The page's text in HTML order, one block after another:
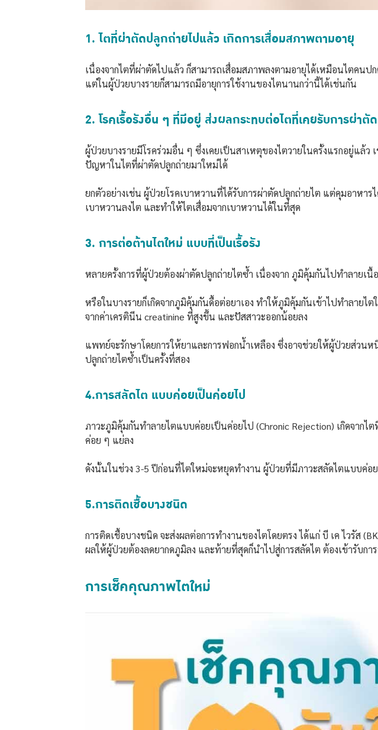
1. ไตที่ผ่าตัดปลูกถ่ายไปแล้ว เกิดการเสื่อมสภาพตามอายุ
เนื่องจากไตที่ผ่าตัดไปแล้ว ก็สามารถเสื่อมสภาพลงตามอายุได้เหมือนไตคน
แต่ในผู้ป่วยบางรายก็สามารถมีอายุการใช้งานของไตนานกว่านี้ได้เช่นกัน
2. โรคเรื้อรังอื่น ๆ ที่มีอยู่ ส่งผลกระทบต่อไตที่เคยรับการผ่าตั
ผู้ป่วยบางรายมีโรคร่วมอื่น ๆ ซึ่งเคยเป็นสาเหตุของไตวายในครั้งแรกอยู่แล้ว
ปัญหาในไตที่ผ่าตัดปลูกถ่ายมาใหม่ได้
ยกตัวอย่างเช่น ผู้ป่วยโรคเบาหวานที่ได้รับการผ่าตัดปลูกถ่ายไต แต่คุมอาหา
เบาหวานลงไต และทำให้ไตเสื่อมจากเบาหวานได้ในที่สุด
3. การต่อต้านไตใหม่ แบบที่เป็นเรื้อรัง
หลายครั้งการที่ผู้ป่วยต้องผ่าตัดปลูกถ่ายไตซ้ำ เนื่องจาก ภูมิคุ้มกันไปทำลายเ
หรือในบางรายก็เกิดจากภูมิคุ้มกันดื้อต่อยาเอง ทำให้ภูมิคุ้มกันเข้าไปทำลาย
จากค่าเครตินีน creatinine ที่สูงขึ้น และปัสสาวะออกน้อยลง
แพทย์จะรักษาโดยการให้ยาและการฟอกน้ำเหลือง ซึ่งอาจช่วยให้ผู้ป่วยส่วน
ปลูกถ่ายไตซ้ำเป็นครั้งที่สอง
4.การสลัดไต แบบค่อยเป็นค่อยไป
ภาวะภูมิคุ้มกันทำลายไตแบบค่อยเป็นค่อยไป (Chronic Rejection) เกิดจาก
ค่อย ๆ แย่ลง
ดังนั้นในช่วง 3-5 ปีก่อนที่ไตใหม่จะหยุดทำงาน ผู้ป่วยที่มีภาวะสลัดไตแบบค่อ
5.การติดเชื้อบางชนิด
การติดเชื้อบางชนิด จะส่งผลต่อการทำงานของไตโดยตรง ได้แก่ บี เค ไวรัส
ผลให้ผู้ป่วยต้องลดยากดภูมิลง และท้ายที่สุดก็นำไปสู่การสลัดไต ต้องเข้ารับกา
การเช็คคุณภาพไตใหม่